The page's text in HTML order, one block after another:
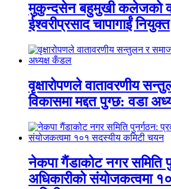
मुकुन्दसेन बहुमुखी कलेजको
ईश्वरीप्रसाद चापागाईं नियुक्त
वृक्षारोपणले वातावरणीय
विकासमा मद्दत पुग्छ: वडा
नेकपा गैंडाकोट नगर समिति
अधिकारीको संयोजकत्वमा